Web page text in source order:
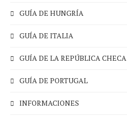
GUÍA DE HUNGRÍA
GUÍA DE ITALIA
GUÍA DE LA REPÚBLICA CHECA
GUÍA DE PORTUGAL
INFORMACIONES